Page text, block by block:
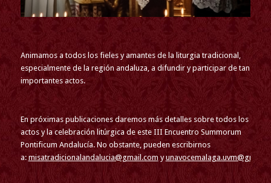
Animamos a todos los fieles y amantes de la liturgia tradicional,
especialmente de la región andaluza, a difundir y participar de tan
importantes actos.
En próximas publicaciones daremos más detalles sobre todos los
actos y la celebración litúrgica de este III Encuentro Summorum
Pontificum Andalucía. No obstante, pueden escribirnos
a: misatradicionalandalucia@gmail.com y